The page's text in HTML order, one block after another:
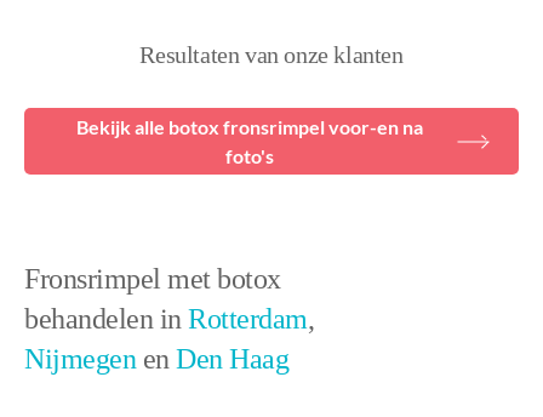
Resultaten van onze klanten
Bekijk alle botox fronsrimpel voor-en na
foto's
Fronsrimpel met botox
behandelen inRotterdam,
Nijmegen enDen Haag